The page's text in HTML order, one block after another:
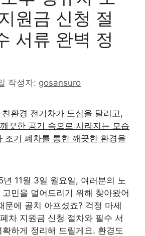
원금 신청 절
서류 완벽 정
작성자: gosansuro
11월 3일 월요일, 여러분의 노
민을 덜어드리기 위해 찾아왔어
문에 골치 아프셨죠? 걱정 마세
차 지원금 신청 절차와 필수 서
하게 정리해 드릴게요. 환경도